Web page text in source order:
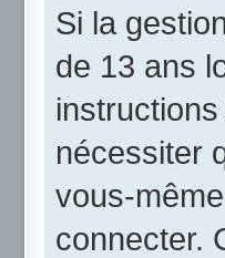
Si la
de 13 ans
nécessiter
vous-
connecter.